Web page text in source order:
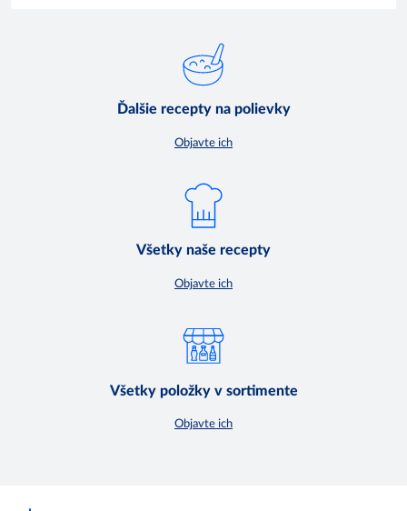
Ďalšie recepty na polievky
Objavte ich
Všetky naše recepty
Objavte ich
Všetky položky v sortimente
Objavte ich